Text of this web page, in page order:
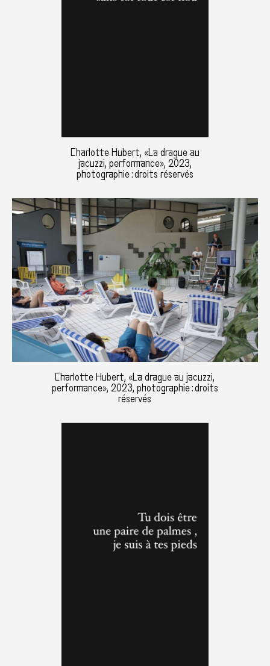
Charlotte Hubert, «La drague au
jacuzzi, performance», 2023,
photographie : droits réservés
Charlotte Hubert, «La drague au jacuzzi,
performance», 2023, photographie : droits
réservés